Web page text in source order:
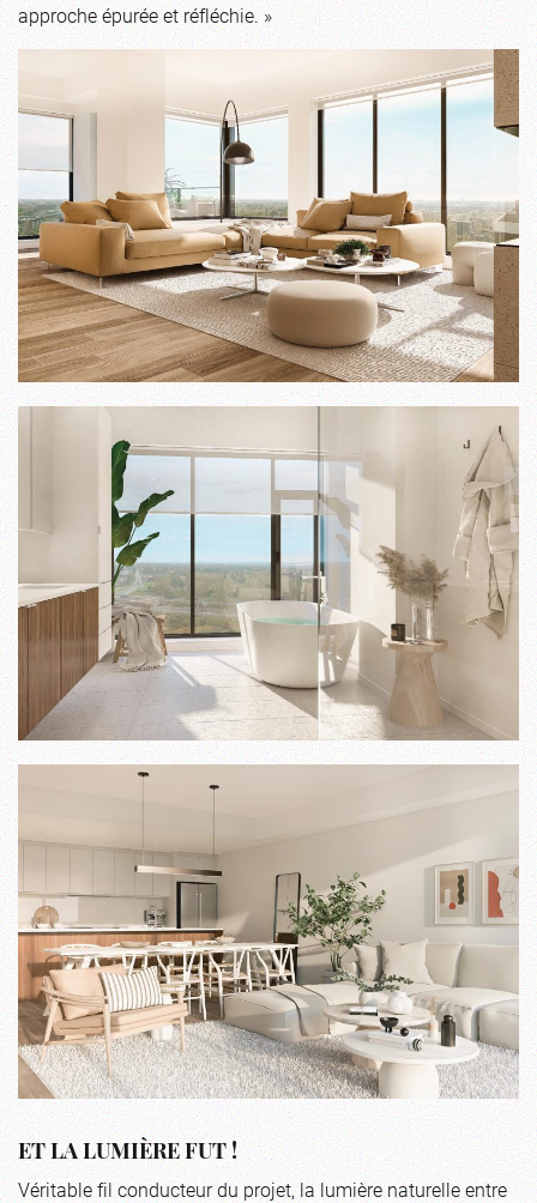
approche épurée et réfléchie. »
ET LA LUMIÈRE FUT !
Véritable fil conducteur du projet, la lumière naturelle entre